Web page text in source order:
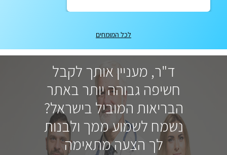
לכל המומחים
ד"ר, מעניין אותך לקבל
חשיפה גבוהה יותר באתר
הבריאות המוביל בישראל?
נשמח לשמוע ממך ולבנות
לך הצעה מתאימה